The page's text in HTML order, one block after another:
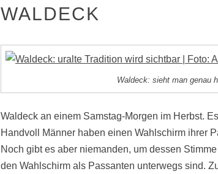
WALDECK
Waldeck: sieht man genau
Waldeck an einem Samstag-Morgen im Herbst.
Handvoll Männer haben einen Wahlschirm ihrer
Noch gibt es aber niemanden, um dessen
den Wahlschirm als Passanten unterwegs sind.